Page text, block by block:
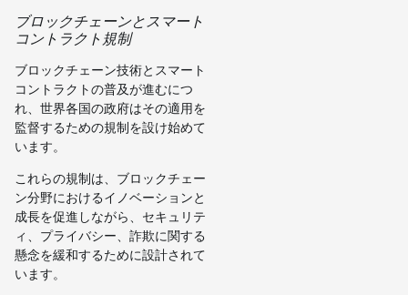
ブロックチェーンとスマート
コントラクト規制
ブロックチェーン技術とスマート
コントラクトの普及が進むにつ
れ、世界各国の政府はその適用を
監督するための規制を設け始めて
います。
これらの規制は、ブロックチェー
ン分野におけるイノベーションと
成長を促進しながら、セキュリテ
ィ、プライバシー、詐欺に関する
懸念を緩和するために設計されて
います。